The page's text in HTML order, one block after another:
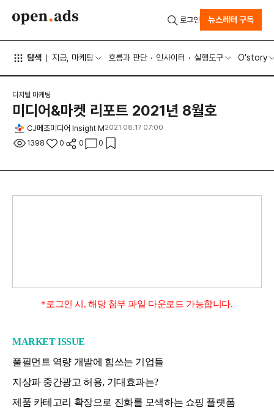
탐색 지금, 마케팅 흐름과 판단 인사이터 실행도구 O'story
로그인 뉴스레터 구독
디지털 마케팅
미디어&마켓 리포트 2021년 8월호
CJ메조미디어 Insight M2021.08.17 07:00
1398 0 0 0
*로그인 시, 해당 첨부 파일 다운로드 가능합니다.
MARKET ISSUE
풀필먼트 역량 개발에 힘쓰는 기업들
지상파 중간광고 허용, 기대효과는?
제품 카테고리 확장으로 진화를 모색하는 쇼핑 플랫폼